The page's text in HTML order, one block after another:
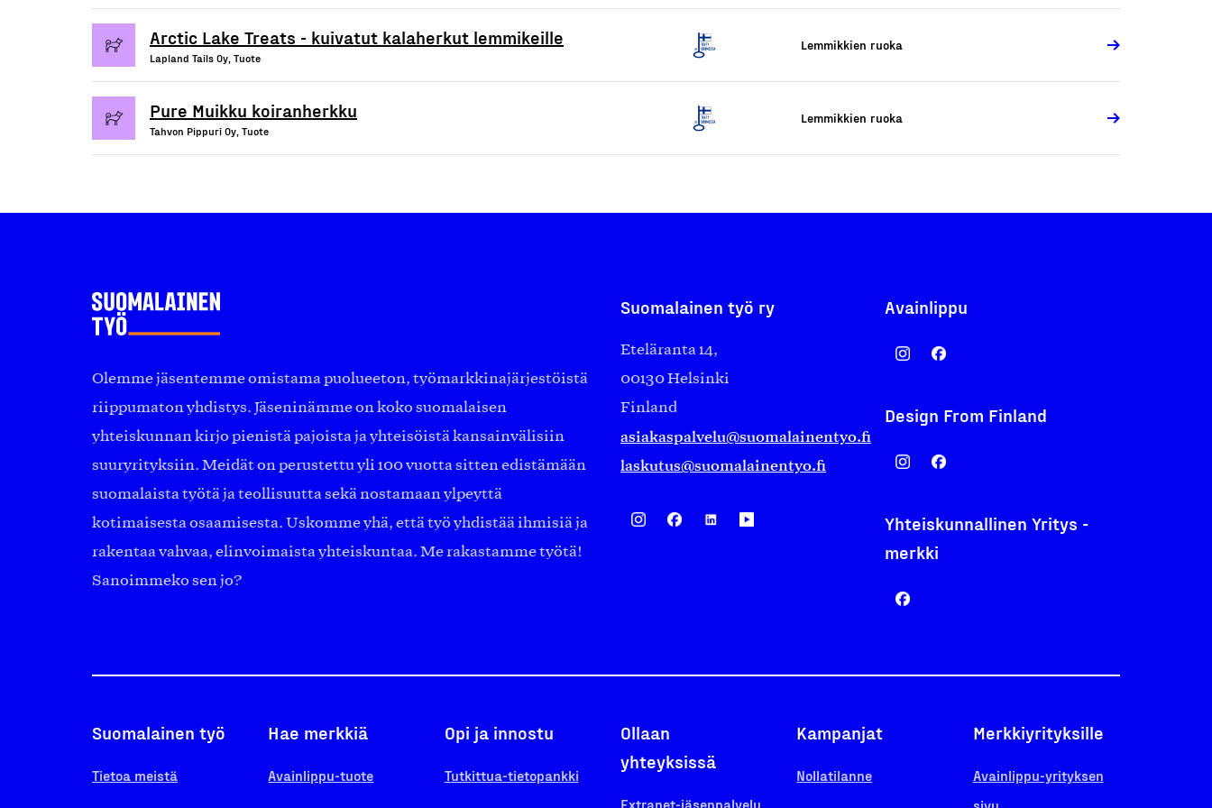
Arctic Lake Treats - kuivatut kalaherkut lemmikeille
Lapland Tails Oy, Tuote
Lemmikkien ruoka
Pure Muikku koiranherkku
Tahvon Pippuri Oy, Tuote
Lemmikkien ruoka
Olemme jäsentemme omistama puolueeton, työmarkkinajärjestöistä
riippumaton yhdistys. Jäseninämme on koko suomalaisen
yhteiskunnan kirjo pienistä pajoista ja yhteisöistä kansainvälisiin
suuryrityksiin. Meidät on perustettu yli 100 vuotta sitten edistämään
suomalaista työtä ja teollisuutta sekä nostamaan ylpeyttä
kotimaisesta osaamisesta. Uskomme yhä, että työ yhdistää ihmisiä ja
rakentaa vahvaa, elinvoimaista yhteiskuntaa. Me rakastamme työtä!
Sanoimmeko sen jo?
Suomalainen työ ry
Eteläranta 14,
00130 Helsinki
Finland
asiakaspalvelu@suomalainentyo.fi
laskutus@suomalainentyo.fi
Avainlippu
Design From Finland
Yhteiskunnallinen Yritys -
merkki
Suomalainen työ
Tietoa meistä
Hae merkkiä
Avainlippu-tuote
Opi ja innostu
Tutkittua-tietopankki
Ollaan
yhteyksissä
Extranet-jäsenpalvelu
Kampanjat
Nollatilanne
Merkkiyrityksille
Avainlippu-yrityksen